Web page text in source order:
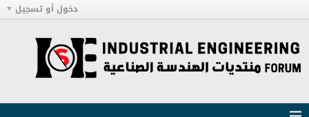
دخول أو تسجيل